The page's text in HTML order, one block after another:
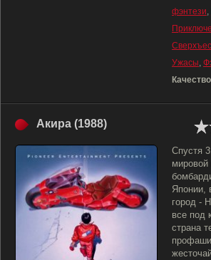
фэнтези,
Ужасы,
Акира (1988)
Спустя
Японии,
город -
все под
страна